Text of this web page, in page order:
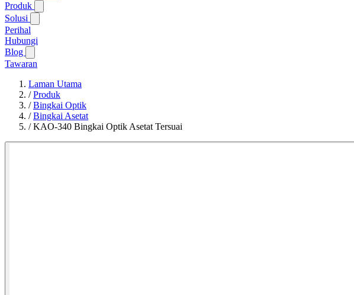
Produk
Solusi
Perihal
Hubungi
Blog
Tawaran
Laman Utama
/Produk
/Bingkai Optik
/Bingkai Asetat
/KAO-340 Bingkai Optik Asetat Tersuai